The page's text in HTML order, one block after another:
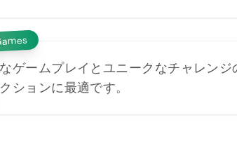
ゲームプレイとユニークなチャレンジ
ションに最適です。